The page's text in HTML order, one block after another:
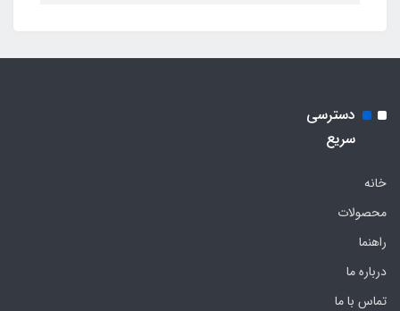
دسترسی
سریع
خانه
محصولات
راهنما
درباره ما
تماس با ما